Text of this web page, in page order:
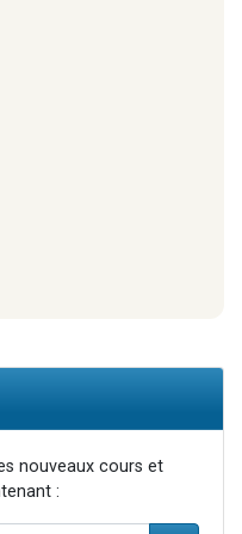
nouveaux cours et
: